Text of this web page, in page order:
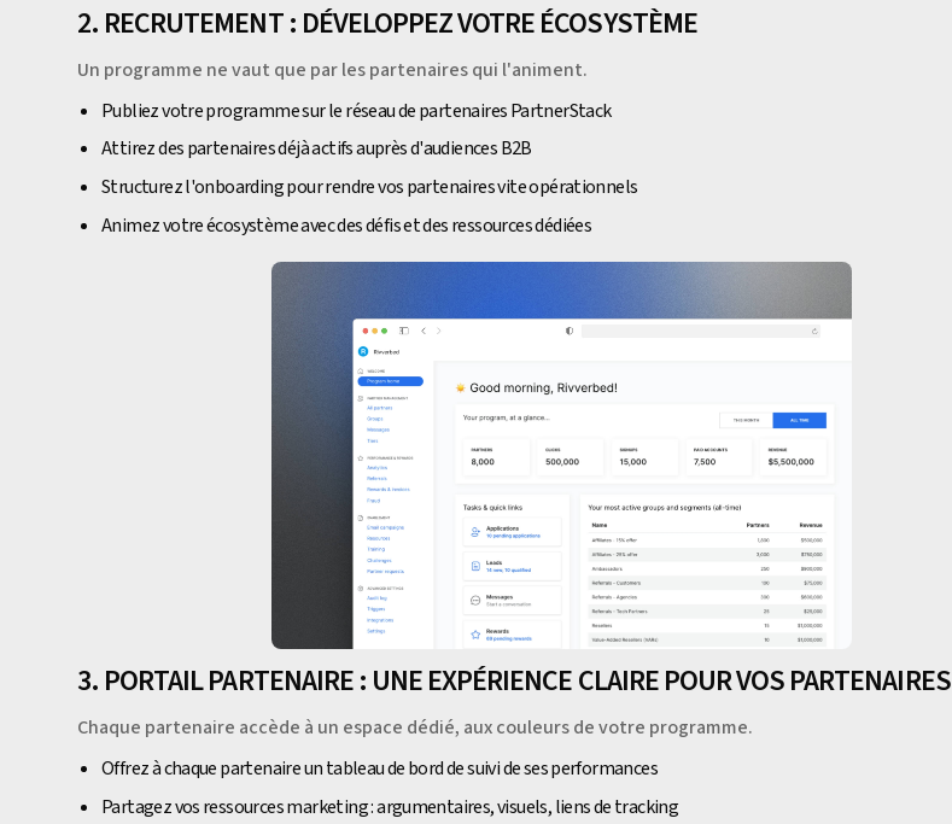
2. RECRUTEMENT : DÉVELOPPEZ VOTRE ÉCOSYSTÈME
Un programme ne vaut que par les partenaires qui l'animent.
Publiez votre programme sur le réseau de partenaires PartnerStack
Attirez des partenaires déjà actifs auprès d'audiences B2B
Structurez l'onboarding pour rendre vos partenaires vite opérationnels
Animez votre écosystème avec des défis et des ressources dédiées
3. PORTAIL PARTENAIRE : UNE EXPÉRIENCE CLAIRE POUR VOS PARTENAIRES
Chaque partenaire accède à un espace dédié, aux couleurs de votre programme.
Offrez à chaque partenaire un tableau de bord de suivi de ses performances
Partagez vos ressources marketing : argumentaires, visuels, liens de tracking